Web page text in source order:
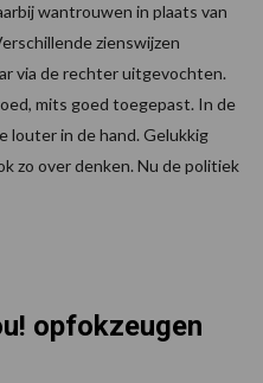
wantrouwen in plaats van
zienswijzen
via de rechter uitgevochten.
mits goed toegepast. In de
louter in de hand. Gelukkig
zo over denken. Nu de politiek
opfokzeugen